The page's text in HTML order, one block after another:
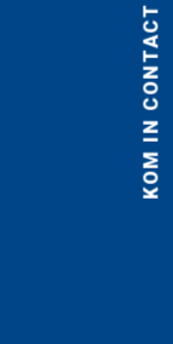
KOM IN CONTACT